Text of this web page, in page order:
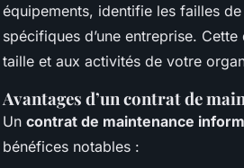
équipements, identifie les failles de
spécifiques d’une entreprise.
taille et aux activités de votre
Avantages d’un contrat de
Un contrat de maintenance
bénéfices notables :